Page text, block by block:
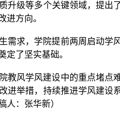
升级等多个关键领域，提
进方向。
需求，学院提前两周启动
定了坚实基础。
教风学风建设中的重点堵
进举措，持续推进学风建
人：张华新）